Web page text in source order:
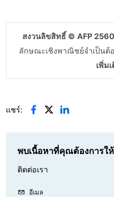
สงวนลิขสิทธิ์ © AFP
ลักษณะเชิงพาณิชย์จำเป็นต้
เพิ่ม
แชร์:
พบเนื้อหาที่คุณต้องการใ
ติดต่อเรา
อีเมล